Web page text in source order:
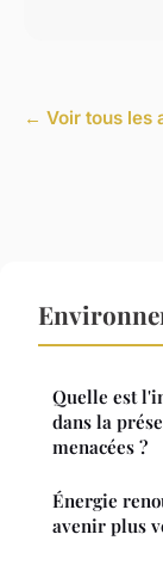
← Voir tous les
Quelle est
dans la
menacées ?
Énergie
avenir plus